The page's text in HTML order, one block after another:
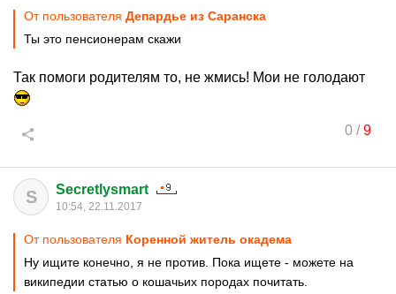
От пользователя Депардье из Саранска
Ты это пенсионерам скажи
Так помоги родителям то, не жмись! Мои не голодают
0/9
S Secretlysmart
10:54, 22.11.2017
От пользователя Коренной житель окадема
Ну ищите конечно, я не против. Пока ищете - можете на
википедии статью о кошачьих породах почитать.